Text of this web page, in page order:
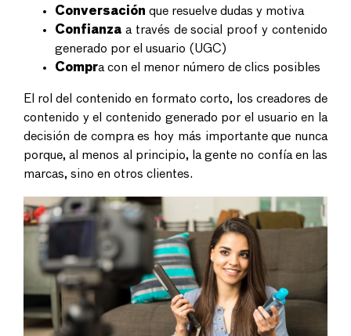
Conversación que resuelve dudas y motiva
Confianza a través desocial proof y contenido
generado por el usuario (UGC)
Compra con el menor número de clics posibles
El rol del contenido en formato corto, los creadores de
contenido y el contenido generado por el usuario en la
decisión de compra es hoy más importante que nunca
porque, al menos al principio, la gente no confía en las
marcas, sino en otros clientes.